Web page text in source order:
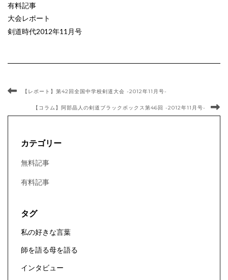
有料記事
大会レポート
剣道時代2012年11月号
【レポート】第42回全国中学校剣道大会 -2012年11月号-
【コラム】阿部晶人の剣道ブラックボックス第46回 -2012年11月号-
カテゴリー
無料記事
有料記事
タグ
私の好きな言葉
師を語る母を語る
インタビュー